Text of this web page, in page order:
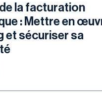
la facturation
: Mettre en
et sécuriser sa